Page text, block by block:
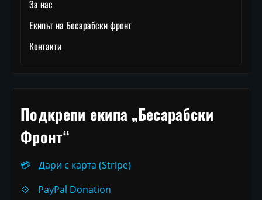
За нас
Екипът на Бесарабски фронт
Контакти
Подкрепи екипа „Бесарабски
Фронт“
💳
Дари с карта (Stripe)
💠
PayPal Donation